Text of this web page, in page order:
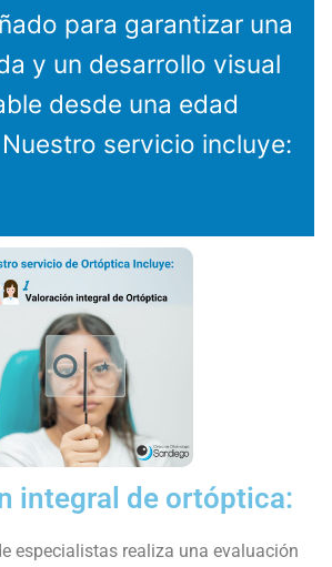
para garantizar una
y un desarrollo visual
desde una edad
servicio incluye:
integral de ortóptica:
especialistas realiza una evaluación